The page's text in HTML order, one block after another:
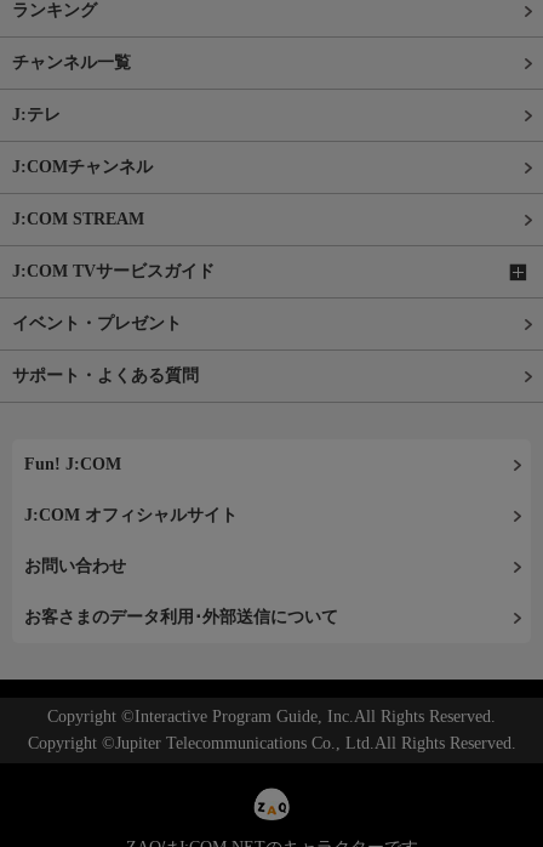
ランキング
チャンネル一覧
J:テレ
J:COMチャンネル
J:COM STREAM
J:COM TVサービスガイド
イベント・プレゼント
サポート・よくある質問
Fun! J:COM
J:COM オフィシャルサイト
お問い合わせ
お客さまのデータ利用･外部送信について
Copyright ©Interactive Program Guide, Inc.All Rights Reserved.
Copyright ©Jupiter Telecommunications Co., Ltd.All Rights Reserved.